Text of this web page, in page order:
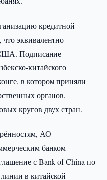
кредитной
эквивалентно
Подписание
китайского
в котором приняли
органов,
кругов двух стран.
АО
банком
с Bank of China по
в китайской